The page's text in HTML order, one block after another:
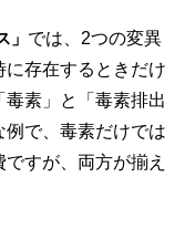
」 では、2つの変異
存在するときだけ
素」と「毒素排出
で、毒素だけでは
すが、両方が揃え